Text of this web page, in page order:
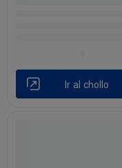
Ir al chollo